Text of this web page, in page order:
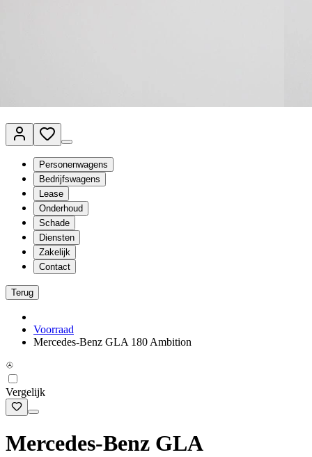
Personenwagens
Bedrijfswagens
Lease
Onderhoud
Schade
Diensten
Zakelijk
Contact
Terug
Voorraad
Mercedes-Benz GLA 180 Ambition
Vergelijk
Mercedes-Benz GLA